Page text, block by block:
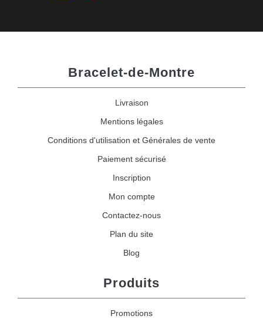
Bracelet-de-Montre
Livraison
Mentions légales
Conditions d'utilisation et Générales de vente
Paiement sécurisé
Inscription
Mon compte
Contactez-nous
Plan du site
Blog
Produits
Promotions